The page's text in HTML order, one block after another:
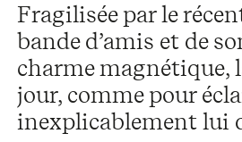
Fragilisée par le
bande d’amis et de
charme magnétique,
jour, comme pour
inexplicablement lui